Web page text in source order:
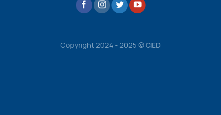
Copyright 2024 - 2025 ©CIED